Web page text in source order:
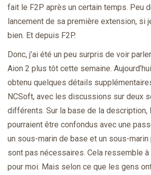
fait le F2P après un certain temps. Peu
lancement de sa première extension, si
bien. Et depuis F2P.
Donc, j’ai été un peu surpris de voir
Aion 2 plus tôt cette semaine.
obtenu quelques détails
NCSoft, avec les discussions sur deux
différents. Sur la base de la description,
pourraient être confondus avec une
un sous-marin de base et un sous-
sont pas nécessaires. Cela ressemble
pour moi. Mais selon ce que les gens